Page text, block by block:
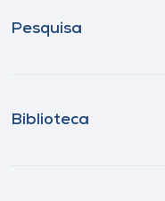
Pesquisa
Biblioteca